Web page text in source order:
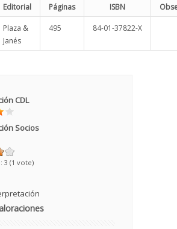
Editorial Páginas ISBN
Plaza &
Janés
495 84-01-37822-X
CDL
Socios
3 (1 vote)